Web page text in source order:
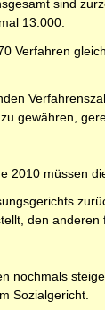
sind
13.000.
Verfahren
gewähren,
2010 müssen
den
nochmals
Sozialgericht.